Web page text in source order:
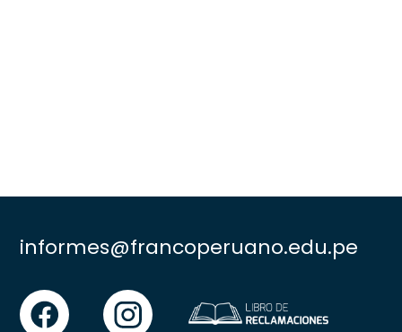
informes@francoperuano.edu.pe
facebook instgram